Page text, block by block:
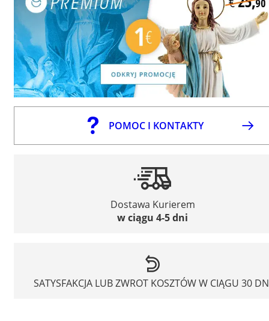
POMOC I KONTAKTY
Dostawa Kurierem
w ciągu 4-5 dni
SATYSFAKCJA LUB ZWROT KOSZTÓW W CIĄGU 30